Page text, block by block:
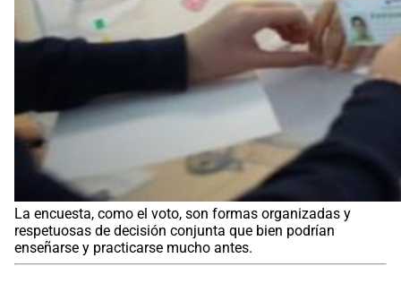
La encuesta, como el voto, son formas organizadas y
respetuosas de decisión conjunta que bien podrían
enseñarse y practicarse mucho antes.